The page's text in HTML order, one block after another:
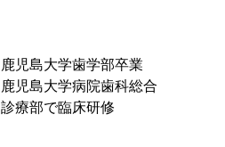
鹿児島大学歯学部卒業
鹿児島大学病院歯科総合
診療部で臨床研修